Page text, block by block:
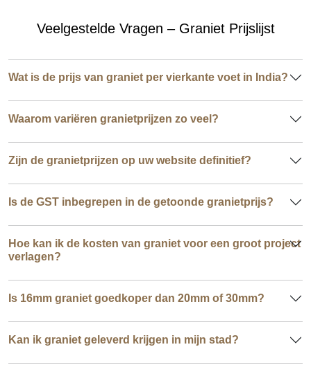
Veelgestelde Vragen – Graniet Prijslijst
Wat is de prijs van graniet per vierkante voet in India?
Waarom variëren granietprijzen zo veel?
Zijn de granietprijzen op uw website definitief?
Is de GST inbegrepen in de getoonde granietprijs?
Hoe kan ik de kosten van graniet voor een groot project
verlagen?
Is 16mm graniet goedkoper dan 20mm of 30mm?
Kan ik graniet geleverd krijgen in mijn stad?